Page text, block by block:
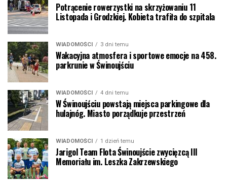
Potrącenie rowerzystki na skrzyżowaniu 11
Listopada i Grodzkiej. Kobieta trafiła do szpitala
WIADOMOŚCI 3 dni temu
Wakacyjna atmosfera i sportowe emocje na 458.
parkrunie w Świnoujściu
WIADOMOŚCI 4 dni temu
W Świnoujściu powstają miejsca parkingowe dla
hulajnóg. Miasto porządkuje przestrzeń
WIADOMOŚCI 1 dzień temu
Jarigol Team Flota Świnoujście zwycięzcą III
Memoriału im. Leszka Zakrzewskiego